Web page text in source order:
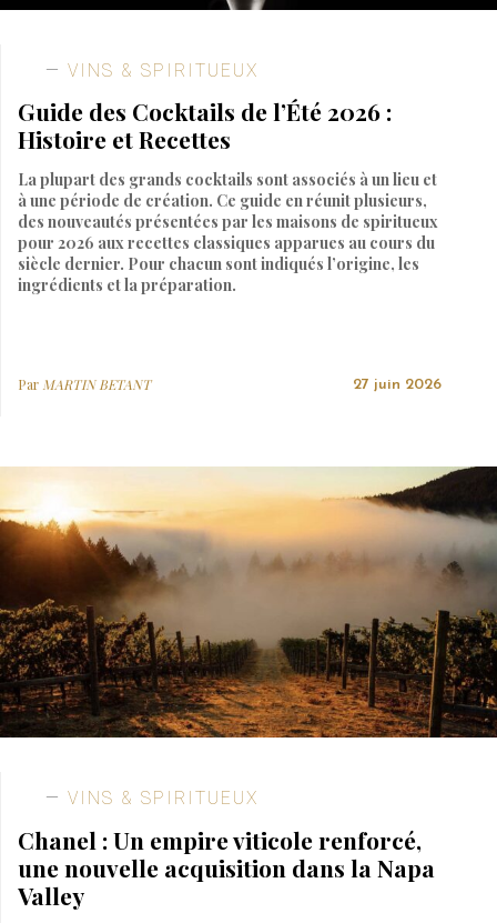
VINS & SPIRITUEUX
Guide des Cocktails de l’Été 2026 :
Histoire et Recettes
La plupart des grands cocktails sont associés à un lieu et
à une période de création. Ce guide en réunit plusieurs,
des nouveautés présentées par les maisons de spiritueux
pour 2026 aux recettes classiques apparues au cours du
siècle dernier. Pour chacun sont indiqués l’origine, les
ingrédients et la préparation.
Par MARTIN BETANT 27 juin 2026
VINS & SPIRITUEUX
Chanel : Un empire viticole renforcé,
une nouvelle acquisition dans la Napa
Valley